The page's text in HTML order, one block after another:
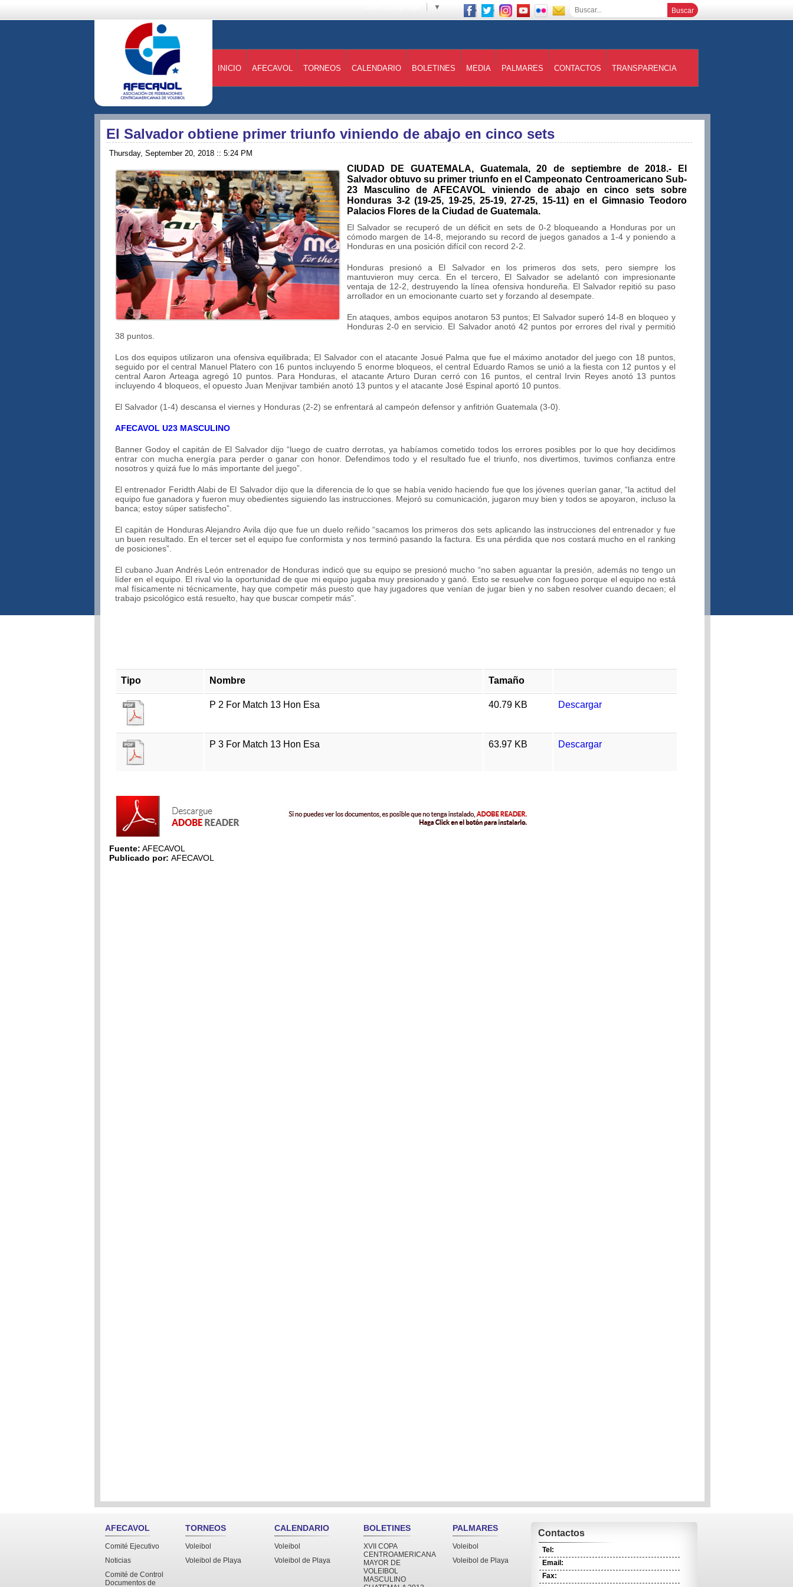
▼
INICIO AFECAVOL TORNEOS CALENDARIO BOLETINES MEDIA PALMARES CONTACTOS TRANSPARENCIA
El Salvador obtiene primer triunfo viniendo de abajo en cinco sets
Thursday, September 20, 2018 :: 5:24 PM
CIUDAD DE GUATEMALA, Guatemala, 20 de septiembre de 2018.- El
Salvador obtuvo su primer triunfo en el Campeonato Centroamericano Sub-
23 Masculino de AFECAVOL viniendo de abajo en cinco sets sobre
Honduras 3-2 (19-25, 19-25, 25-19, 27-25, 15-11) en el Gimnasio Teodoro
Palacios Flores de la Ciudad de Guatemala.
El Salvador se recuperó de un déficit en sets de 0-2 bloqueando a Honduras por un
cómodo margen de 14-8, mejorando su record de juegos ganados a 1-4 y poniendo a
Honduras en una posición difícil con record 2-2.
Honduras presionó a El Salvador en los primeros dos sets, pero siempre los
mantuvieron muy cerca. En el tercero, El Salvador se adelantó con impresionante
ventaja de 12-2, destruyendo la línea ofensiva hondureña. El Salvador repitió su paso
arrollador en un emocionante cuarto set y forzando al desempate.
En ataques, ambos equipos anotaron 53 puntos; El Salvador superó 14-8 en bloqueo y
Honduras 2-0 en servicio. El Salvador anotó 42 puntos por errores del rival y permitió
38 puntos.
Los dos equipos utilizaron una ofensiva equilibrada; El Salvador con el atacante Josué Palma que fue el máximo anotador del juego con 18 puntos,
seguido por el central Manuel Platero con 16 puntos incluyendo 5 enorme bloqueos, el central Eduardo Ramos se unió a la fiesta con 12 puntos y el
central Aaron Arteaga agregó 10 puntos. Para Honduras, el atacante Arturo Duran cerró con 16 puntos, el central Irvin Reyes anotó 13 puntos
incluyendo 4 bloqueos, el opuesto Juan Menjivar también anotó 13 puntos y el atacante José Espinal aportó 10 puntos.
El Salvador (1-4) descansa el viernes y Honduras (2-2) se enfrentará al campeón defensor y anfitrión Guatemala (3-0).
AFECAVOL U23 MASCULINO
Banner Godoy el capitán de El Salvador dijo “luego de cuatro derrotas, ya habíamos cometido todos los errores posibles por lo que hoy decidimos
entrar con mucha energía para perder o ganar con honor. Defendimos todo y el resultado fue el triunfo, nos divertimos, tuvimos confianza entre
nosotros y quizá fue lo más importante del juego”.
El entrenador Feridth Alabi de El Salvador dijo que la diferencia de lo que se había venido haciendo fue que los jóvenes querían ganar, “la actitud del
equipo fue ganadora y fueron muy obedientes siguiendo las instrucciones. Mejoró su comunicación, jugaron muy bien y todos se apoyaron, incluso la
banca; estoy súper satisfecho”.
El capitán de Honduras Alejandro Avila dijo que fue un duelo reñido “sacamos los primeros dos sets aplicando las instrucciones del entrenador y fue
un buen resultado. En el tercer set el equipo fue conformista y nos terminó pasando la factura. Es una pérdida que nos costará mucho en el ranking
de posiciones”.
El cubano Juan Andrés León entrenador de Honduras indicó que su equipo se presionó mucho “no saben aguantar la presión, además no tengo un
líder en el equipo. El rival vio la oportunidad de que mi equipo jugaba muy presionado y ganó. Esto se resuelve con fogueo porque el equipo no está
mal físicamente ni técnicamente, hay que competir más puesto que hay jugadores que venían de jugar bien y no saben resolver cuando decaen; el
trabajo psicológico está resuelto, hay que buscar competir más”.
Tipo Nombre Tamaño
P 2 For Match 13 Hon Esa 40.79 KB Descargar
P 3 For Match 13 Hon Esa 63.97 KB Descargar
Fuente: AFECAVOL
Publicado por: AFECAVOL
AFECAVOL
Comité Ejecutivo
Noticias
Comité de Control
Documentos de
TORNEOS
Voleibol
Voleibol de Playa
CALENDARIO
Voleibol
Voleibol de Playa
BOLETINES
XVII COPA
CENTROAMERICANA
MAYOR DE
VOLEIBOL
MASCULINO
PALMARES
Voleibol
Voleibol de Playa
Contactos
Tel:
Email:
Fax: